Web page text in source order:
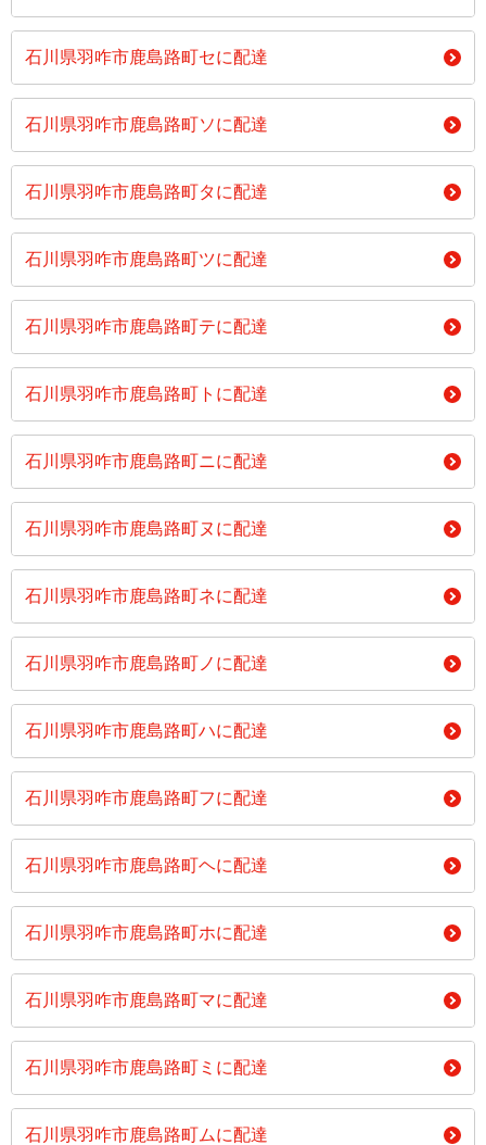
石川県羽咋市鹿島路町セに配達
石川県羽咋市鹿島路町ソに配達
石川県羽咋市鹿島路町タに配達
石川県羽咋市鹿島路町ツに配達
石川県羽咋市鹿島路町テに配達
石川県羽咋市鹿島路町トに配達
石川県羽咋市鹿島路町ニに配達
石川県羽咋市鹿島路町ヌに配達
石川県羽咋市鹿島路町ネに配達
石川県羽咋市鹿島路町ノに配達
石川県羽咋市鹿島路町ハに配達
石川県羽咋市鹿島路町フに配達
石川県羽咋市鹿島路町ヘに配達
石川県羽咋市鹿島路町ホに配達
石川県羽咋市鹿島路町マに配達
石川県羽咋市鹿島路町ミに配達
石川県羽咋市鹿島路町ムに配達